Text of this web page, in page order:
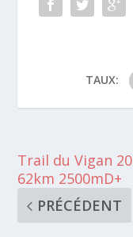
TAUX:
Trail du Vigan
62km 2500mD+
PRÉCÉDENT